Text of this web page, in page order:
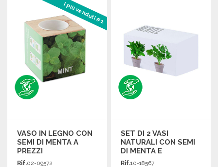
I più venduti #1
VASO IN LEGNO CON
SEMI DI MENTA A
PREZZI
ALL'INGROSSO
Rif.02-09572
SET DI 2 VASI
NATURALI CON SEMI
DI MENTA E
PREZZEMOLO
Rif.10-18567